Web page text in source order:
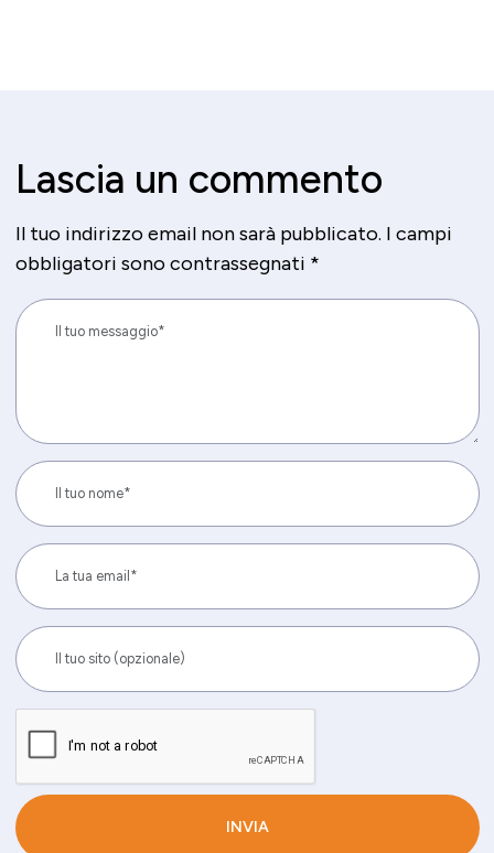
Lascia un commento
Il tuo indirizzo email non sarà pubblicato. I campi
obbligatori sono contrassegnati *